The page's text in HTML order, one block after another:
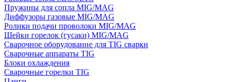
Пружины для сопла MIG/MAG
Диффузоры газовые MIG/MAG
Ролики подачи проволоки MIG/MAG
Шейки горелок (гусаки) MIG/MAG
Сварочное оборудование для TIG сварки
Сварочные аппараты TIG
Блоки охлаждения
Сварочные горелки TIG